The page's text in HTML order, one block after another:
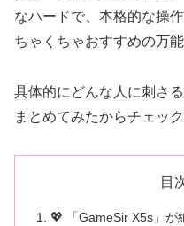
なハードで、本格的な操
ちゃくちゃおすすめの万
具体的にどんな人に刺さ
まとめてみたからチェッ
目
💖 「GameSir X5s」が